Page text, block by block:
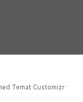
Temat Customizr·